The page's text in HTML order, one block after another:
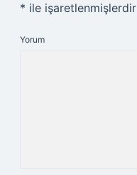
* ile işaretlenmişlerdir
Yorum